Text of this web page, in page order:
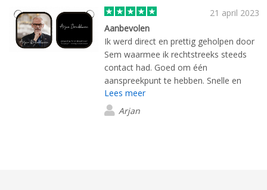
21 april 2023
Aanbevolen
Ik werd direct en prettig geholpen door
Sem waarmee ik rechtstreeks steeds
contact had. Goed om één
aanspreekpunt te hebben. Snelle en
accurate levering! Aanbevolen!
Lees meer
Arjan